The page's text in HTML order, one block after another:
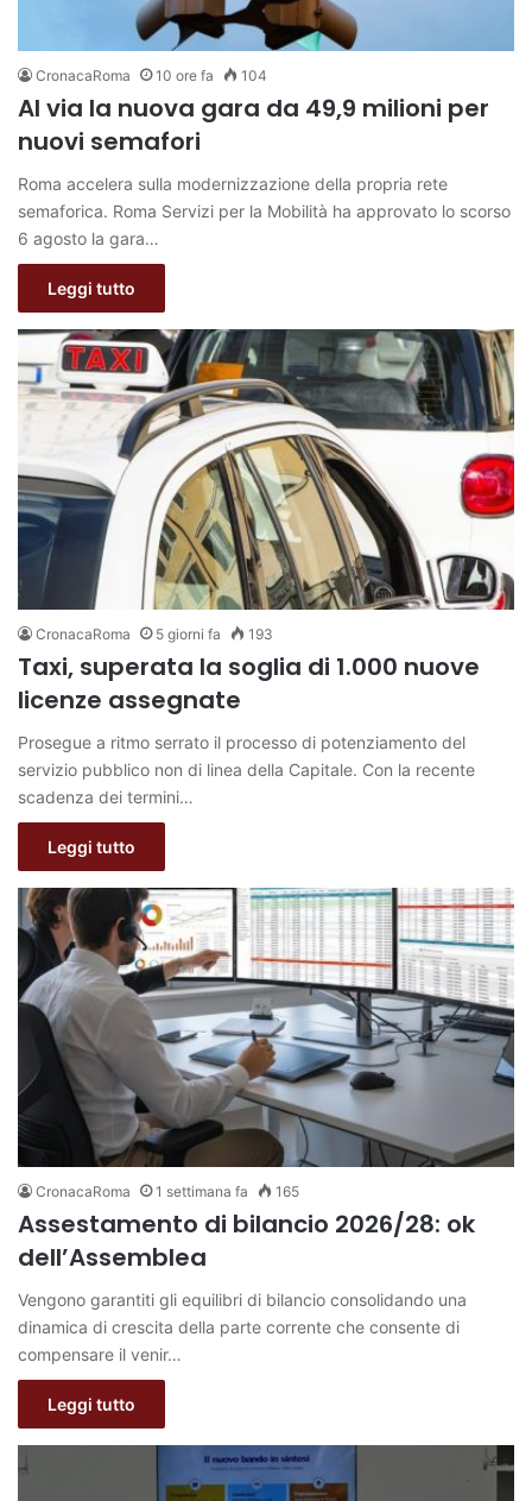
CronacaRoma 10 ore fa 104
Al via la nuova gara da 49,9 milioni per
nuovi semafori
Roma accelera sulla modernizzazione della propria rete
semaforica. Roma Servizi per la Mobilità ha approvato lo scorso
6 agosto la gara…
Leggi tutto
CronacaRoma 5 giorni fa 193
Taxi, superata la soglia di 1.000 nuove
licenze assegnate
Prosegue a ritmo serrato il processo di potenziamento del
servizio pubblico non di linea della Capitale. Con la recente
scadenza dei termini…
Leggi tutto
CronacaRoma 1 settimana fa 165
Assestamento di bilancio 2026/28: ok
dell’Assemblea
Vengono garantiti gli equilibri di bilancio consolidando una
dinamica di crescita della parte corrente che consente di
compensare il venir…
Leggi tutto